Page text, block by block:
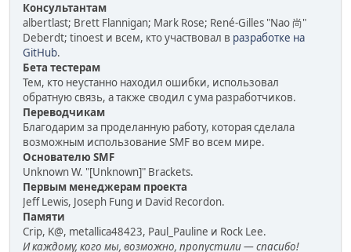
Консультантам
albertlast; Brett Flannigan; Mark Rose; René-Gilles "Nao 尚"
Deberdt; tinoest и всем, кто участвовал в разработке на
GitHub.
Бета тестерам
Тем, кто неустанно находил ошибки, использовал
обратную связь, а также сводил с ума разработчиков.
Переводчикам
Благодарим за проделанную работу, которая сделала
возможным использование SMF во всем мире.
Основателю SMF
Unknown W. "[Unknown]" Brackets.
Первым менеджерам проекта
Jeff Lewis, Joseph Fung и David Recordon.
Памяти
Crip, K@, metallica48423, Paul_Pauline и Rock Lee.
И каждому, кого мы, возможно, пропустили — спасибо!